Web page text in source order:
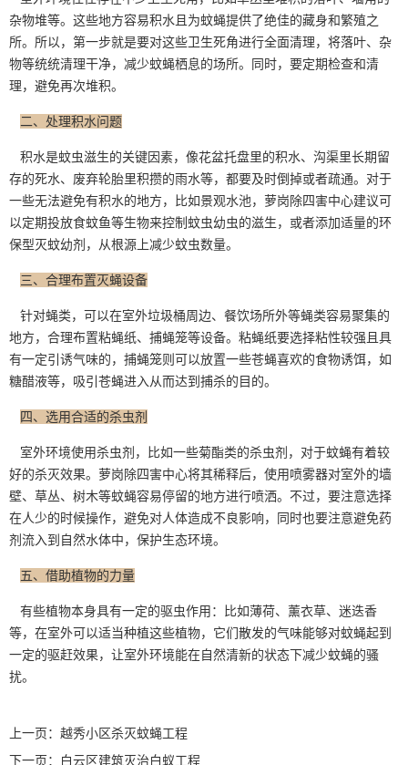
杂物堆等。这些地方容易积水且为蚊蝇提供了绝佳的藏身和繁殖之
所。所以，第一步就是要对这些卫生死角进行全面清理，将落叶、杂
物等统统清理干净，减少蚊蝇栖息的场所。同时，要定期检查和清
理，避免再次堆积。
二、处理积水问题
积水是蚊虫滋生的关键因素，像花盆托盘里的积水、沟渠里长期留
存的死水、废弃轮胎里积攒的雨水等，都要及时倒掉或者疏通。对于
一些无法避免有积水的地方，比如景观水池，萝岗除四害中心建议可
以定期投放食蚊鱼等生物来控制蚊虫幼虫的滋生，或者添加适量的环
保型灭蚊幼剂，从根源上减少蚊虫数量。
三、合理布置灭蝇设备
针对蝇类，可以在室外垃圾桶周边、餐饮场所外等蝇类容易聚集的
地方，合理布置粘蝇纸、捕蝇笼等设备。粘蝇纸要选择粘性较强且具
有一定引诱气味的，捕蝇笼则可以放置一些苍蝇喜欢的食物诱饵，如
糖醋液等， 吸引苍蝇进入从而达到捕杀的目的。
四、选用合适的杀虫剂
室外环境使用杀虫剂，比如一些菊酯类的杀虫剂 ，对于蚊蝇有着较
好的杀灭效果。萝岗除四害中心将其稀释后，使用喷雾器对室外的墙
壁、草丛、树木等蚊蝇容易停留的地方进行喷洒。不过，要注意选择
在人少的时候操作，避免对人体造成不良影响，同时也要注意避免药
剂流入到自然水体中，保护生态环境。
五、借助植物的力量
有些植物本身具有一定的驱虫作用：比如薄荷、薰衣草、迷迭香
等，在室外可以适当种植这些植物，它们散发的气味能够对蚊蝇起到
一定的驱赶效果，让室外环境能在自然清新的状态下减少蚊蝇的骚
扰。
上一页： 越秀小区杀灭蚊蝇工程
下一页：
白云区建筑灭治白蚁工程